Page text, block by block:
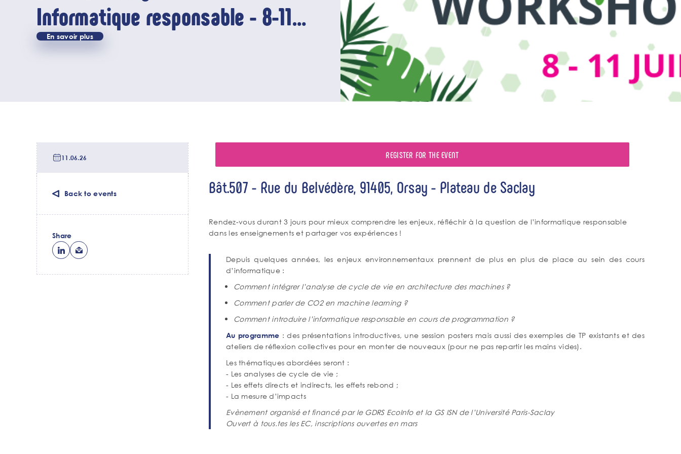
Informatique responsable - 8-11
juin 2026
En savoir plus
Back to events
Date
de
tri
11.06.26 REGISTER FOR THE EVENT
Lieu
de
Bât.507 - Rue du Belvédère, 91405, Orsay - Plateau de Saclay
Share
Chapo
Rendez-vous durant 3 jours pour mieux comprendre les enjeux, réfléchir à la question de l’informatique responsable
dans les enseignements et partager vos expériences !
Contenu
Corps
de
texte
Depuis quelques années, les enjeux environnementaux prennent de plus en plus de place au sein des cours
d’informatique :
Comment intégrer l’analyse de cycle de vie en architecture des machines ?
Comment parler de CO2 en machine learning ?
Comment introduire l’informatique responsable en cours de programmation ?
Au programme : des présentations introductives, une session posters mais aussi des exemples de TP existants et des
ateliers de réflexion collectives pour en monter de nouveaux (pour ne pas repartir les mains vides).
Les thématiques abordées seront :
- Les analyses de cycle de vie ;
- Les effets directs et indirects, les effets rebond ;
- La mesure d’impacts
Evènement organisé et financé par le GDRS EcoInfo et la GS ISN de l’Université Paris-Saclay
Ouvert à tous.tes les EC, inscriptions ouvertes en mars